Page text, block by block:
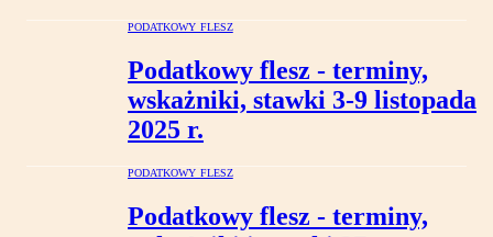
PODATKOWY FLESZ
Podatkowy flesz - terminy,
wskażniki, stawki 3-9 listopada
2025 r.
PODATKOWY FLESZ
Podatkowy flesz - terminy,